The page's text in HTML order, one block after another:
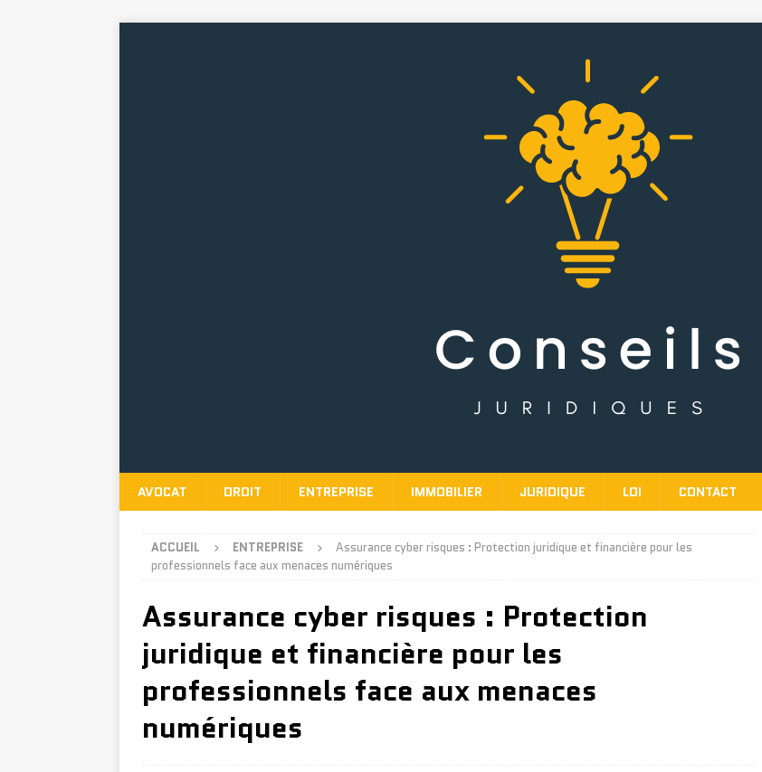
AVOCAT DROIT ENTREPRISE IMMOBILIER JURIDIQUE LOI CONTACT
ACCUEIL ENTREPRISE
Assurance cyber risques : Protection juridique et financière pour les
professionnels face aux menaces numériques
Assurance cyber risques : Protection
juridique et financière pour les
professionnels face aux menaces
numériques